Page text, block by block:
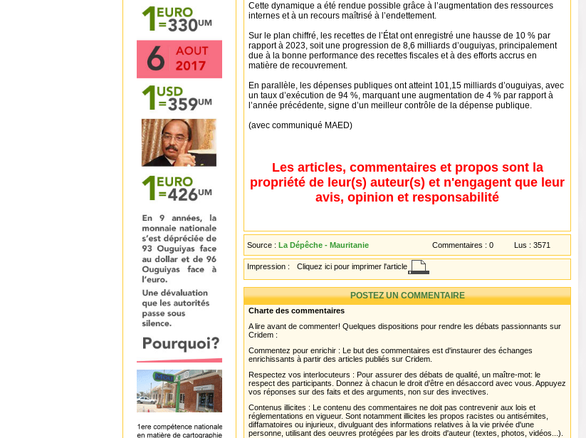
Cette dynamique a été rendue possible grâce à l’augmentation des ressources
internes et à un recours maîtrisé à l’endettement.
Sur le plan chiffré, les recettes de l’État ont enregistré une hausse de 10 % par
rapport à 2023, soit une progression de 8,6 milliards d’ouguiyas, principalement
due à la bonne performance des recettes fiscales et à des efforts accrus en
matière de recouvrement.
En parallèle, les dépenses publiques ont atteint 101,15 milliards d’ouguiyas, avec
un taux d’exécution de 94 %, marquant une augmentation de 4 % par rapport à
l’année précédente, signe d’un meilleur contrôle de la dépense publique.
(avec communiqué MAED)
Les articles, commentaires et propos sont la
propriété de leur(s) auteur(s) et n'engagent que leur
avis, opinion et responsabilité
Source : La Dépêche - Mauritanie Commentaires : 0 Lus : 3571
Impression : Cliquez ici pour imprimer l'article
POSTEZ UN COMMENTAIRE
Charte des commentaires
A lire avant de commenter! Quelques dispositions pour rendre les débats passionnants sur
Cridem :
Commentez pour enrichir : Le but des commentaires est d'instaurer des échanges
enrichissants à partir des articles publiés sur Cridem.
Respectez vos interlocuteurs : Pour assurer des débats de qualité, un maître-mot: le
respect des participants. Donnez à chacun le droit d'être en désaccord avec vous. Appuyez
vos réponses sur des faits et des arguments, non sur des invectives.
Contenus illicites : Le contenu des commentaires ne doit pas contrevenir aux lois et
réglementations en vigueur. Sont notamment illicites les propos racistes ou antisémites,
diffamatoires ou injurieux, divulguant des informations relatives à la vie privée d'une
personne, utilisant des oeuvres protégées par les droits d'auteur (textes, photos, vidéos...).